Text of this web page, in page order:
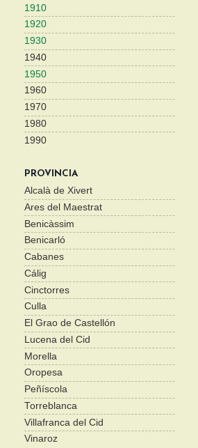
1910
1920
1930
1940
1950
1960
1970
1980
1990
PROVINCIA
Alcalà de Xivert
Ares del Maestrat
Benicàssim
Benicarló
Cabanes
Cálig
Cinctorres
Culla
El Grao de Castellón
Lucena del Cid
Morella
Oropesa
Peñíscola
Torreblanca
Villafranca del Cid
Vinaroz